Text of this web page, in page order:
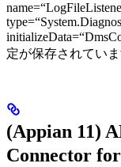
定が保存されていま
(Appian 11)
Connector